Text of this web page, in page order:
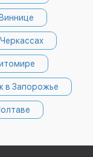
в Запорожье